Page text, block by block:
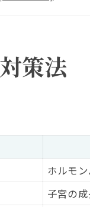
なら何科がおす
る安全な腰痛セル
腰痛セルフケア
つ日々の生活習
体の併用ポイン
なるときの正し
体の変化を徹底
策法
ホルモ
子宮の